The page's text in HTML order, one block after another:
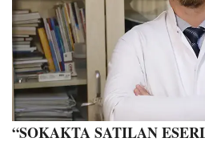
“SOKAKTA SATILAN